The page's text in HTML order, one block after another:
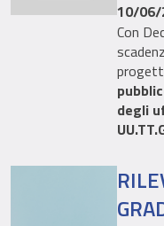
10/06/
Con
degli